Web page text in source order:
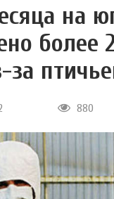
на
более
880